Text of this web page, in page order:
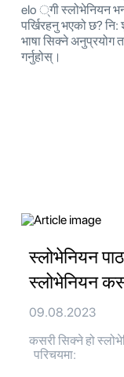
elo ्गी स्लोभेनियन
पर्खिरहनु भएको छ?
भाषा सिक्ने अनुप्रयोग
गर्नुहोस्।
स्लोभेनियन
स्लोभेनियन
09.08.2023
कसरी सिक्ने हो
परिचयमा: